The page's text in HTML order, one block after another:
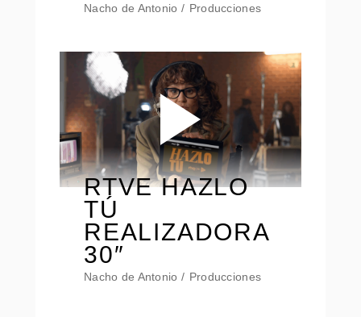
Nacho de Antonio Producciones
RTVE HAZLO
TÚ
REALIZADORA
30″
Nacho de Antonio Producciones